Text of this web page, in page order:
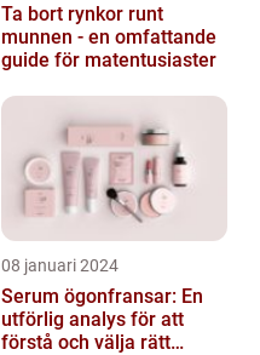
Ta bort rynkor runt
munnen - en omfattande
guide för matentusiaster
08 januari 2024
Serum ögonfransar: En
utförlig analys för att
förstå och välja rätt